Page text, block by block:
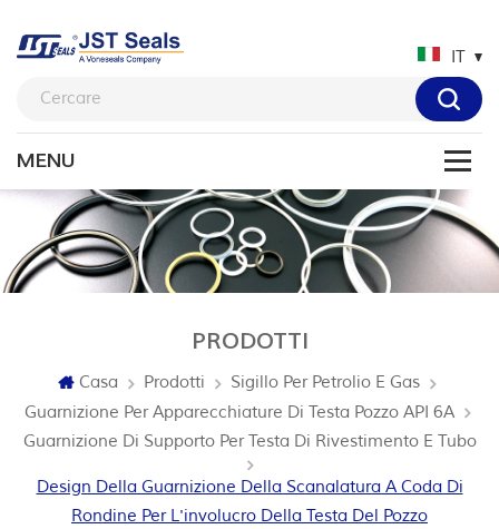
IT
PRODOTTI
Casa Prodotti
Sigillo Per Petrolio E Gas
Guarnizione Per Apparecchiature Di Testa Pozzo API 6A
Guarnizione Di Supporto Per Testa Di Rivestimento E Tubo
Design Della Guarnizione Della Scanalatura A Coda Di
Rondine Per L'involucro Della Testa Del Pozzo